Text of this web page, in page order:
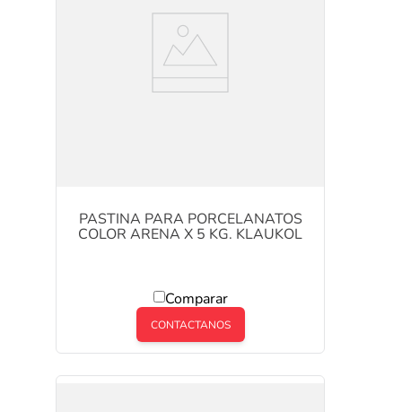
PASTINA PARA PORCELANATOS
COLOR ARENA X 5 KG. KLAUKOL
Comparar
CONTACTANOS